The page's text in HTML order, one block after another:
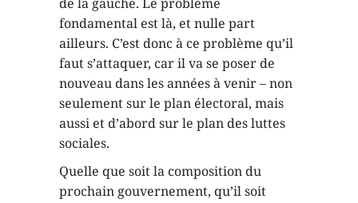
de la gauche. Le problème
fondamental est là, et nulle part
ailleurs. C’est donc à ce problème qu’il
faut s’attaquer, car il va se poser de
nouveau dans les années à venir – non
seulement sur le plan électoral, mais
aussi et d’abord sur le plan des luttes
sociales.
Quelle que soit la composition du
prochain gouvernement, qu’il soit